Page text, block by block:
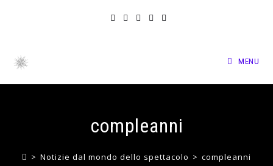
MENU
compleanni
> Notizie dal mondo dello spettacolo > compleanni